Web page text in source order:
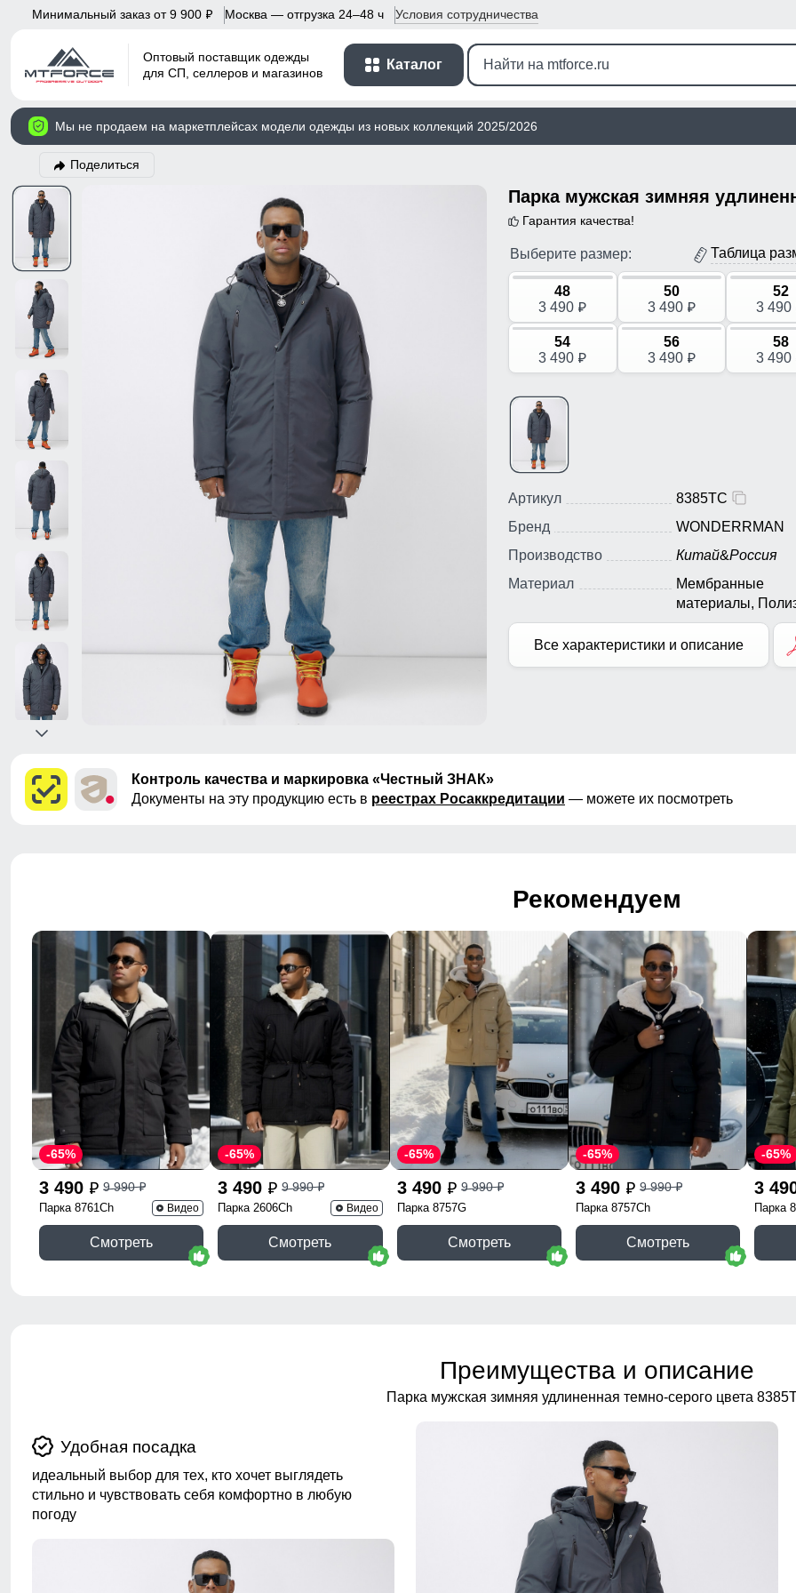
Минимальный заказ от 9 900 p Москва — отгрузка 24–48 ч Условия сотрудничества
Оптовый поставщик одежды
для СП, селлеров и магазинов
Каталог
Мы не продаем на маркетплейсах модели одежды из новых коллекций 2025/2026
Поделиться
Гарантия качества!
Выберите размер: Таблица
48
3 490 p
50
3 490 p
52
3 490
54
3 490 p
56
3 490 p
58
3 490
Артикул
8385TC
Бренд
WONDERRMAN
Производство
Китай&Россия
Материал
Мембранные
материалы,
Тефлон,
Все характеристики и описание
Контроль качества и маркировка «Честный ЗНАК»
Документы на эту продукцию есть в реестрах Росаккредитации — можете их посмотреть
Рекомендуем
3 490 p 9 990p
-65%
Парка 8761Ch Видео
Смотреть
3 490 p 9 990p
-65%
Парка 2606Ch Видео
Смотреть
3 490 p 9 990p
-65%
Парка 8757G
Смотреть
3 490 p 9 990p
-65%
Парка 8757Ch
Смотреть
3
-65%
Парка
Преимущества и описание
Парка мужская зимняя удлиненная темно-серого цвета
Удобная посадка
идеальный выбор для тех, кто хочет выглядеть
стильно и чувствовать себя комфортно в любую
погоду